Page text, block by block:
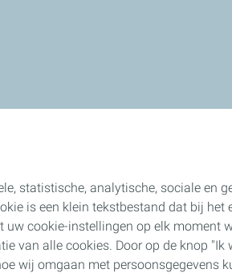
statistische, analytische, sociale en
is een klein tekstbestand dat bij
cookie-instellingen op elk moment
van alle cookies. Door op de knop
wij omgaan met persoonsgegevens